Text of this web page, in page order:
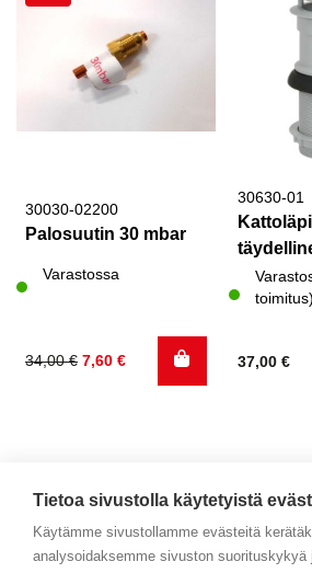
30030-02200
Palosuutin 30 mbar
Varastossa
34,00€
Alkuperäinen
7,60 €
Nykyinen
30630-01
toimitus)
37,00 €
Tietoa sivustolla käytetyistä
Käytämme sivustollamme evästeitä
analysoidaksemme sivuston suorituskykyä